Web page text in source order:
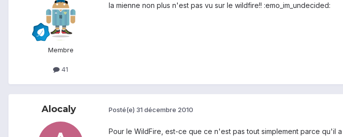
Membre
41
la mienne non plus n'est pas vu sur le wildfire!! :emo_im_undecided:
Alocaly Posté(e) 31 décembre 2010
Pour le WildFire, est-ce que ce n'est pas tout simplement parce qu'il